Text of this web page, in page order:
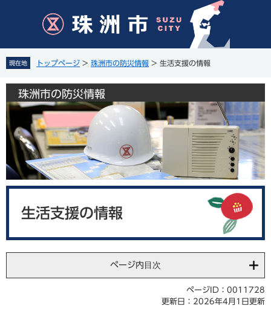
先
頭
で
。
を
飛
ば
て
現在地 トップページ > 珠洲市の防災情報 > 生活支援の情報
珠洲市の防災情報
生活支援の情報
ページ内目次
ページID：0011728
更新日：2026年4月1日更新